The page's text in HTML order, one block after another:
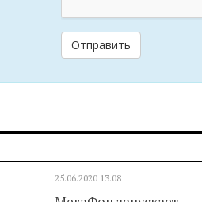
Отправить
25.06.2020 13.08